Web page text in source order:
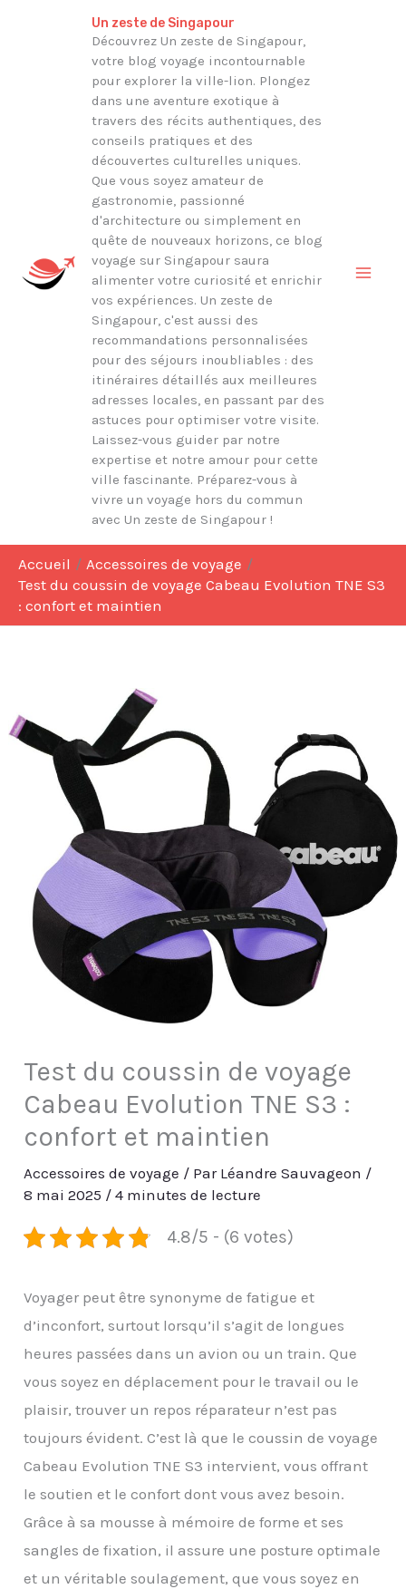
Un zeste de Singapour
Découvrez Un zeste de Singapour,
votre blog voyage incontournable
pour explorer la ville-lion. Plongez
dans une aventure exotique à
travers des récits authentiques, des
conseils pratiques et des
découvertes culturelles uniques.
Que vous soyez amateur de
gastronomie, passionné
d'architecture ou simplement en
quête de nouveaux horizons, ce blog
voyage sur Singapour saura
alimenter votre curiosité et enrichir
vos expériences. Un zeste de
Singapour, c'est aussi des
recommandations personnalisées
pour des séjours inoubliables : des
itinéraires détaillés aux meilleures
adresses locales, en passant par des
astuces pour optimiser votre visite.
Laissez-vous guider par notre
expertise et notre amour pour cette
ville fascinante. Préparez-vous à
vivre un voyage hors du commun
avec Un zeste de Singapour !
Accueil
Accessoires de voyage
Test du coussin de voyage Cabeau Evolution TNE S3
: confort et maintien
Test du coussin de voyage
Cabeau Evolution TNE S3 :
confort et maintien
Accessoires de voyage / Par Léandre Sauvageon /
8 mai 2025 /4 minutes de lecture
4.8/5 - (6 votes)
Voyager peut être synonyme de fatigue et
d’inconfort, surtout lorsqu’il s’agit de longues
heures passées dans un avion ou un train. Que
vous soyez en déplacement pour le travail ou le
plaisir, trouver un repos réparateur n’est pas
toujours évident. C’est là que le coussin de voyage
Cabeau Evolution TNE S3 intervient, vous offrant
le soutien et le confort dont vous avez besoin.
Grâce à sa mousse à mémoire de forme et ses
sangles de fixation, il assure une posture optimale
et un véritable soulagement, que vous soyez en
Rechercher